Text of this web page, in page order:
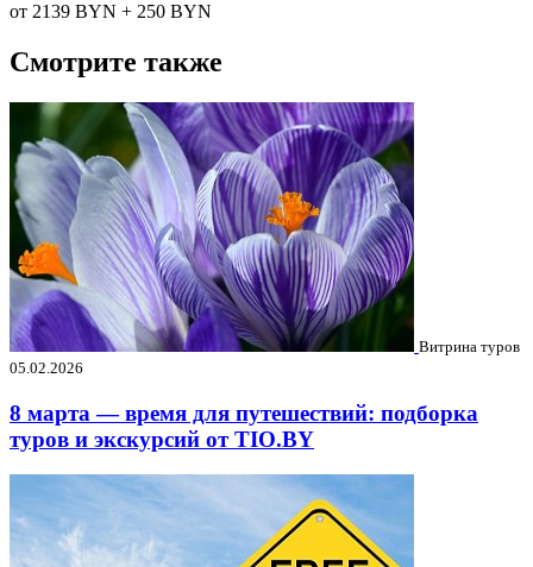
от 2139 BYN + 250 BYN
Смотрите также
Витрина туров
05.02.2026
8 марта — время для путешествий: подборка
туров и экскурсий от TIO.BY